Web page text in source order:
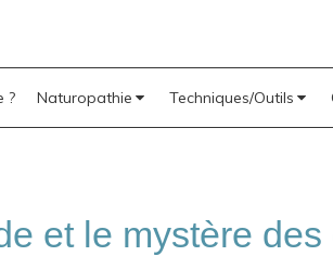
? Naturopathie Techniques/Outils
et le mystère